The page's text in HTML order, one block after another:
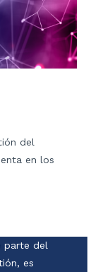
del
en los
parte del
es